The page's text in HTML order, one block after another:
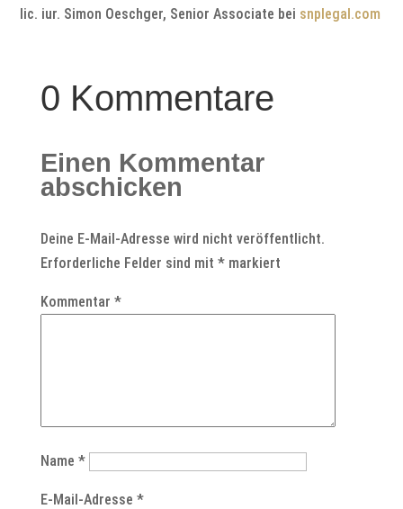
lic. iur. Simon Oeschger, Senior Associate bei snplegal.com
0 Kommentare
Einen Kommentar
abschicken
Deine E-Mail-Adresse wird nicht veröffentlicht.
Erforderliche Felder sind mit *markiert
Kommentar *
Name *
E-Mail-Adresse *